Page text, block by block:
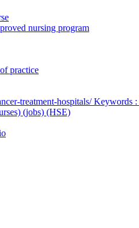
nursing program
practice
treatment-hospitals/ Keywords
(jobs) (HSE)